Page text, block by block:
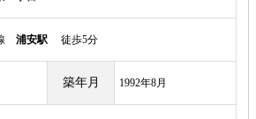
浦安駅 徒歩5分
築年月 1992年8月